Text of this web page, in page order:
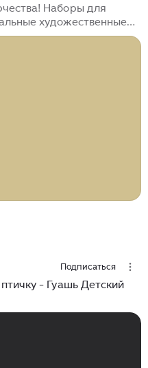
Наборы для
художественные
песок превращается в
Подписаться
- Гуашь Детский